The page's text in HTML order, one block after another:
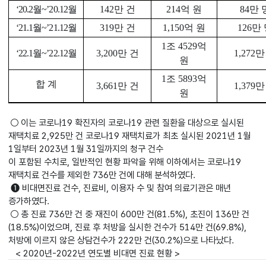
‘20.2월~’20.12월 142만 건 214억 원 84만
‘21.1월~’21.12월 319만 건 1,150억 원 126만
‘22.1월~’22.12월 3,200만 건
1 조4529억
원
1,272
합 계 3,661 만 건
1 조 5893억
원
1,379
○ 이는 코로나19 확진자의 코로나19 관련 질환을 대상으로 실시된
재택치료 2,925만 건 코로나19 재택치료가 최초 실시된 2021년 1월
1일부터 2023년 1월 31일까지의 청구 건수
이 포함된 수치로, 일반적인 현황 파악을 위해 이하에서는 코로나19
재택치료 건수를 제외한 736만 건에 대해 분석하였다.
➊ 비대면진료 건수, 진료비, 이용자 수 및 참여 의료기관은 매년
증가하였다.
○ 총 진료 736만 건 중 재진이 600만 건(81.5%), 초진이 136만 건
(18.5%)이었으며, 진료 후 처방을 실시한 건수가 514만 건(69.8%),
처방에 이르지 않은 상담건수가 222만 건(30.2%)으로 나타났다.
< 2020년-2022년 연도별 비대면 진료 현황 >